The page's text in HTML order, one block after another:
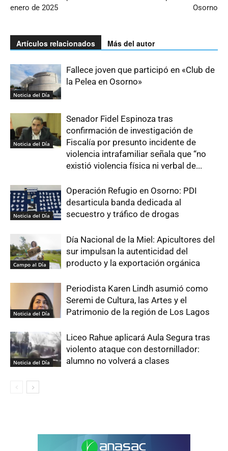
enero de 2025
Osorno
Artículos relacionados Más del autor
Noticia del Día
Fallece joven que participó en «Club de
la Pelea en Osorno»
Noticia del Día
Senador Fidel Espinoza tras
confirmación de investigación de
Fiscalía por presunto incidente de
violencia intrafamiliar señala que “no
existió violencia física ni verbal de...
Noticia del Día
Operación Refugio en Osorno: PDI
desarticula banda dedicada al
secuestro y tráfico de drogas
Campo al Día
Día Nacional de la Miel: Apicultores del
sur impulsan la autenticidad del
producto y la exportación orgánica
Noticia del Día
Periodista Karen Lindh asumió como
Seremi de Cultura, las Artes y el
Patrimonio de la región de Los Lagos
Noticia del Día
Liceo Rahue aplicará Aula Segura tras
violento ataque con destornillador:
alumno no volverá a clases